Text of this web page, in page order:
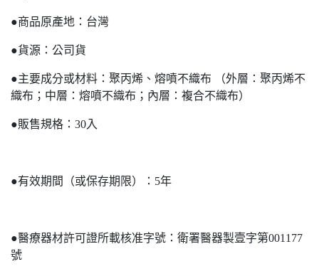
●商品原產地：台灣
●貨源：公司貨
●主要成分或材料：聚丙烯、熔噴不織布 （外層：聚丙烯不
織布；中層：熔噴不織布；內層：複合不織布）
●販售規格：30入
●有效期間（或保存期限）：5年
●醫療器材許可證所載核准字號：衛署醫器製壹字第001177
號